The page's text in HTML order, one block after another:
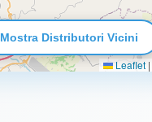
Leaflet |
Mostra Distributori Vicini